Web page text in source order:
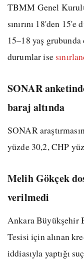
TBMM Genel
sınırını 18'den
15–18 yaş
durumlar ise
SONAR
baraj altında
SONAR
yüzde 30,2, CHP
Melih Gökçek
verilmedi
Ankara Büyükşehir
Tesisi için alınan
iddiasıyla yaptığı